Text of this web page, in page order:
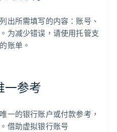
出所需填写的内容：账号、
为减少错误，请使用托管支
账单。
一参考
一的银行账户或付款参考，
借助虚拟银行账号